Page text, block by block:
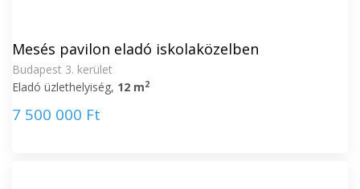
Mesés pavilon eladó iskolaközelben
Budapest 3. kerület
Eladó üzlethelyiség, 12 m2
7 500 000 Ft